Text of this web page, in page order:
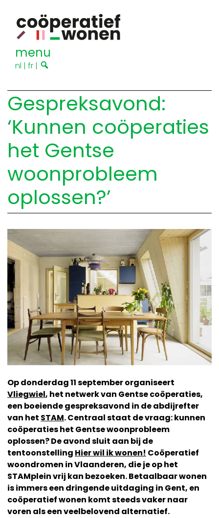
menu
nl | fr |
Gespreksavond:
‘Kunnen coöperaties
het Gentse
woonprobleem
oplossen?’
Op donderdag 11 september organiseert
Vliegwiel, het netwerk van Gentse coöperaties,
een boeiende gespreksavond in de abdijrefter
van het STAM. Centraal staat de vraag: kunnen
coöperaties het Gentse woonprobleem
oplossen? De avond sluit aan bij de
tentoonstelling Hier wil ik wonen! Coöperatief
woondromen in Vlaanderen, die je op het
STAMplein vrij kan bezoeken. Betaalbaar wonen
is immers een dringende uitdaging in Gent, en
coöperatief wonen komt steeds vaker naar
voren als een veelbelovend alternatief.